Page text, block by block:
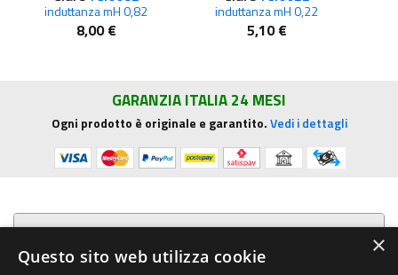
induttanza mH 0,82
8,00 €
induttanza mH 0,22
5,10 €
GARANZIA ITALIA 24 MESI
Ogni prodotto è originale e garantito.Vedi i dettagli
Presentazione aziendale ×
Questo sito web utilizza cookie